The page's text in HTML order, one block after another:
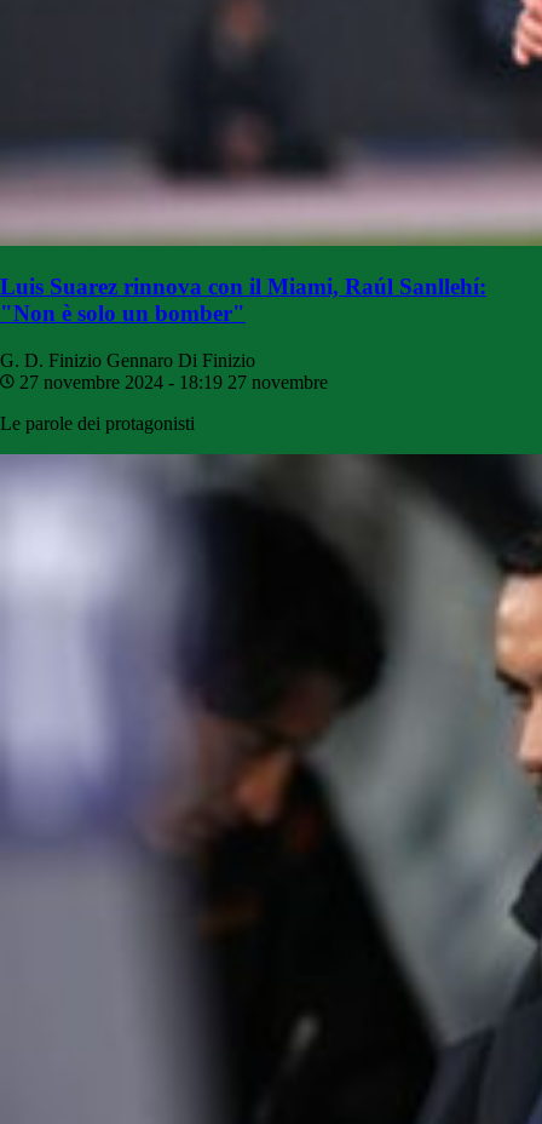
Luis Suarez rinnova con il Miami, Raúl Sanllehí:
"Non è solo un bomber"
G. D. Finizio Gennaro Di Finizio
27 novembre 2024 - 18:19 27 novembre
Le parole dei protagonisti